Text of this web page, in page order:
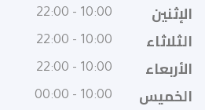
الإثنين 10:00 - 22:00
الثلاثاء 10:00 - 22:00
الأربعاء 10:00 - 22:00
الخميس 10:00 - 00:00